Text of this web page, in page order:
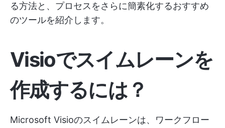
る方法と、プロセスをさらに簡素化するおすすめ
のツールを紹介します。
Visioでスイムレーンを
作成するには？
Microsoft Visioのスイムレーンは、ワークフロー